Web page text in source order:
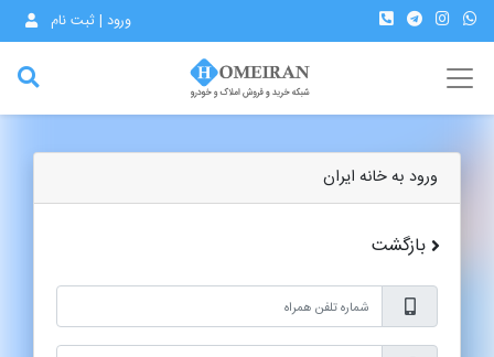
ورود | ثبت نام
ورود به خانه ایران
بازگشت